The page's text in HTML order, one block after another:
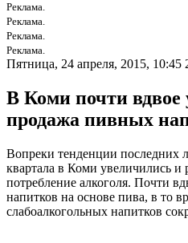
Реклама.
Реклама.
Реклама.
Реклама.
Пятница, 24 апреля, 2015, 10:45
В Коми почти вдвое
продажа пивных
Вопреки тенденции последних
квартала в Коми увеличились и
потребление алкоголя. Почти
напитков на основе пива, в то
слабоалкогольных напитков